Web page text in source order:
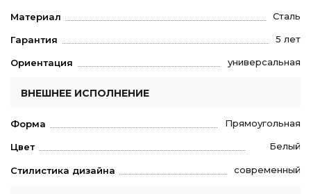
Материал Сталь
Гарантия 5 лет
Ориентация универсальная
ВНЕШНЕЕ ИСПОЛНЕНИЕ
Форма Прямоугольная
Цвет Белый
Стилистика дизайна современный